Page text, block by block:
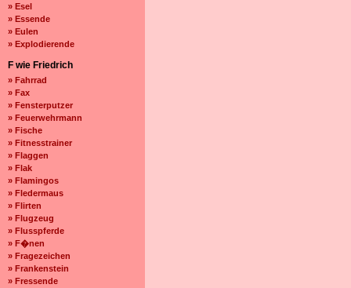
» Esel
» Essende
» Eulen
» Explodierende
F wie Friedrich
» Fahrrad
» Fax
» Fensterputzer
» Feuerwehrmann
» Fische
» Fitnesstrainer
» Flaggen
» Flak
» Flamingos
» Fledermaus
» Flirten
» Flugzeug
» Flusspferde
» F�nen
» Fragezeichen
» Frankenstein
» Fressende